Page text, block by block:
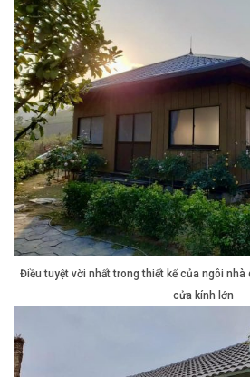
Điều tuyệt vời nhất trong thiết kế của ngôi
cửa kính lớn